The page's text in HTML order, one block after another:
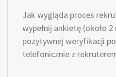
Jak wygląda proces
wypełnij ankietę (około
pozytywnej weryfikacji
telefonicznie z